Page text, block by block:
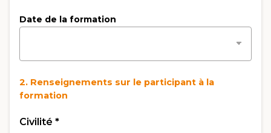
Date de la formation
2. Renseignements sur le participant à la
formation
Civilité *